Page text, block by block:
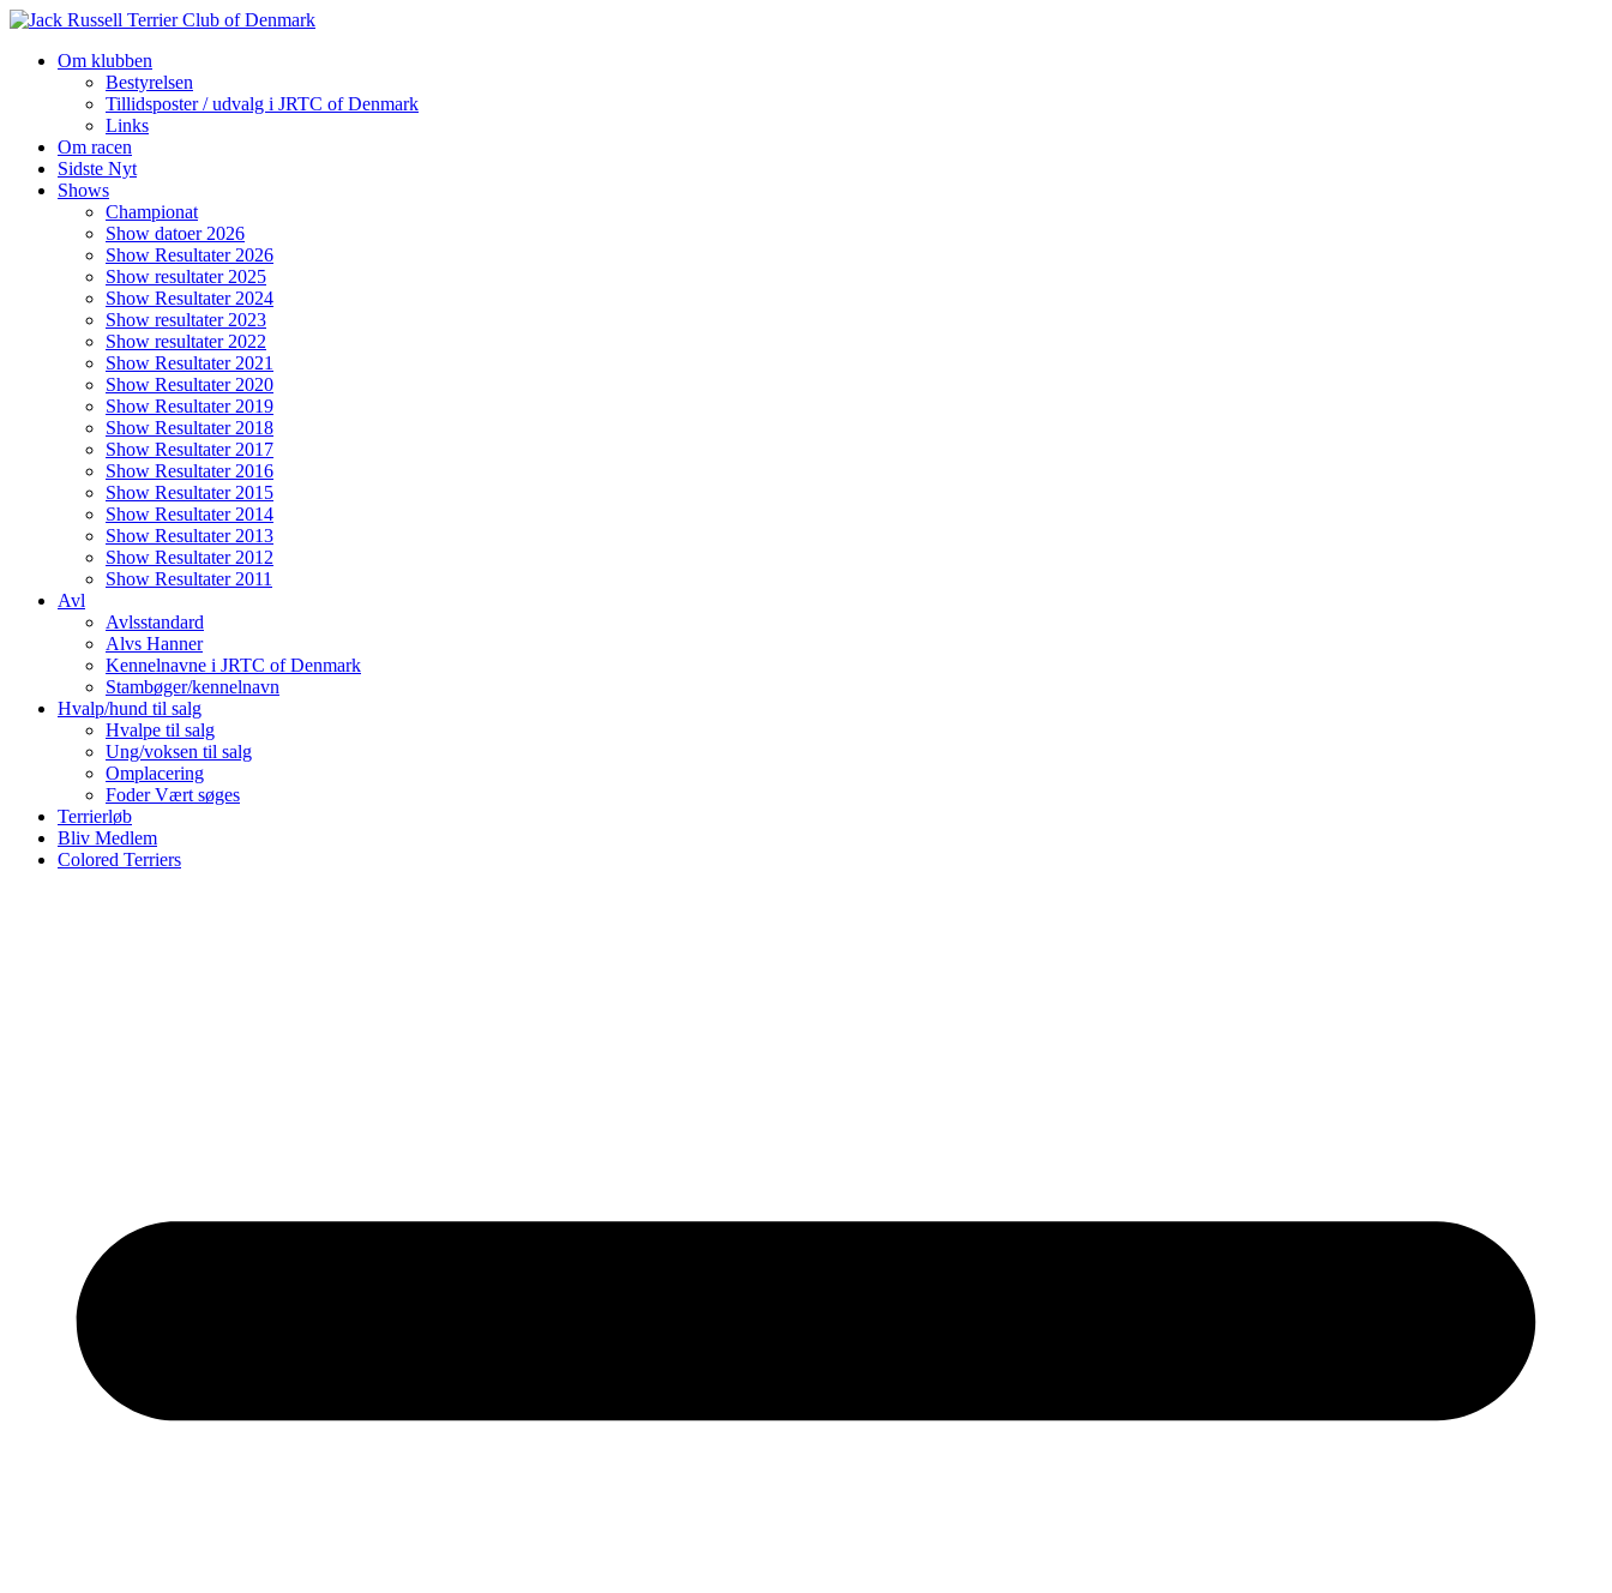
Videre
indholdOm klubben
Bestyrelsen
Tillidsposter / udvalg i JRTC of Denmark
Links
Om racen
Sidste Nyt
Shows
Championat
Show datoer 2026
Show Resultater 2026
Show resultater 2025
Show Resultater 2024
Show resultater 2023
Show resultater 2022
Show Resultater 2021
Show Resultater 2020
Show Resultater 2019
Show Resultater 2018
Show Resultater 2017
Show Resultater 2016
Show Resultater 2015
Show Resultater 2014
Show Resultater 2013
Show Resultater 2012
Show Resultater 2011
Avl
Avlsstandard
Alvs Hanner
Kennelnavne i JRTC of Denmark
Stambøger/kennelnavn
Hvalp/hund til salg
Hvalpe til salg
Ung/voksen til salg
Omplacering
Foder Vært søges
Terrierløb
Bliv Medlem
Colored Terriers